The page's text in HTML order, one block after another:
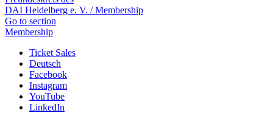
DAI Heidelberg e. V. / Membership
Go to section
Membership
Ticket Sales
Deutsch
Facebook
Instagram
YouTube
LinkedIn